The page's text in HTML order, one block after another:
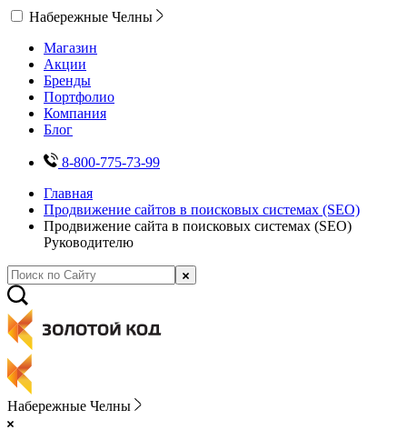
Набережные Челны
Магазин
Акции
Бренды
Портфолио
Компания
Блог
8-800-775-73-99
Главная
Продвижение сайтов в поисковых системах (SEO)
Продвижение сайта в поисковых системах (SEO)
Руководителю
Набережные Челны